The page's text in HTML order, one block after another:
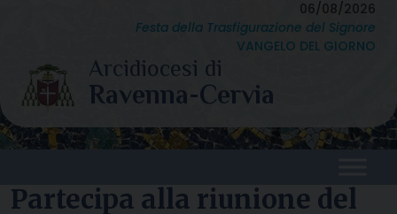
content
06/08/2026
Festa della Trasfigurazione del Signore
VANGELO DEL GIORNO
Partecipa alla riunione del